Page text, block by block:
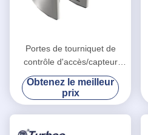
Portes de tourniquet de
contrôle d'accès/capteur
électroniques d'infrarouge
de la porte G-TEK barrière
d'aileron
Obtenez le meilleur
prix